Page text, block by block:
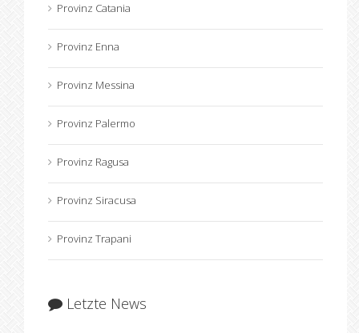
Provinz Catania
Provinz Enna
Provinz Messina
Provinz Palermo
Provinz Ragusa
Provinz Siracusa
Provinz Trapani
Letzte News